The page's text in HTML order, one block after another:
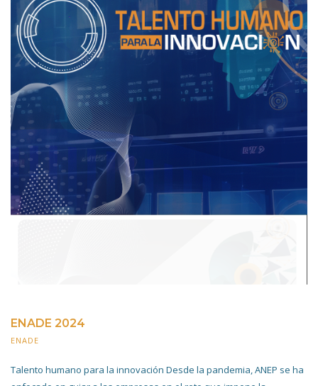
ENADE 2024
ENADE
Talento humano para la innovación Desde la pandemia, ANEP se ha